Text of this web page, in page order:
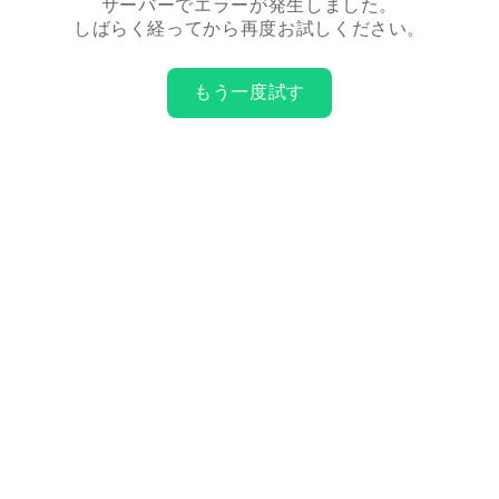
サーバーでエラーが発生しました。
しばらく経ってから再度お試しください。
もう一度試す